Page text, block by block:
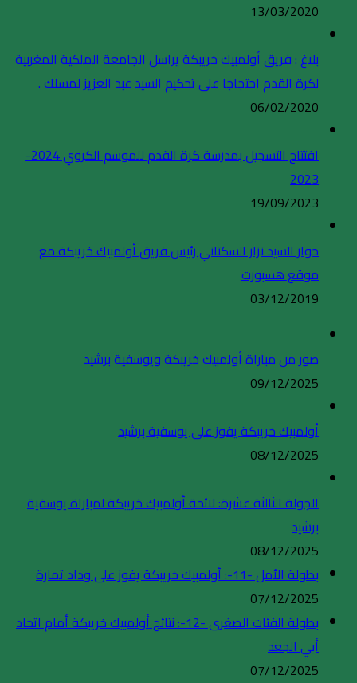
13/03/2020
بلاغ : فريق أولمبيك خريبكة يراسل الجامعة الملكية المغربية
لكرة القدم احتجاجا على تحكيم السيد عبد العزيز لمسلك .
06/02/2020
افتتاح التسجيل بمدرسة كرة القدم للموسم الكروي 2024-
2023
19/09/2023
حوار السيد نزار السكتاني رئيس فريق أولمبيك خريبكة مع
موقع هسبورت
03/12/2019
صور من مباراة أولمبيك خريبكة ويوسفية برشيد
09/12/2025
أولمبيك خريبكة يفوز على يوسفية برشيد
08/12/2025
الجولة الثالثة عشرة: لائحة أولمبيك خريبكة لمباراة يوسفية
برشيد
08/12/2025
بطولة الأمل -11-: أولمبيك خريبكة يفوز على وداد تمارة
07/12/2025
بطولة الفئات الصغرى -12-: نتائج أولمبيك خريبكة أمام اتحاد
أبي الجعد
07/12/2025